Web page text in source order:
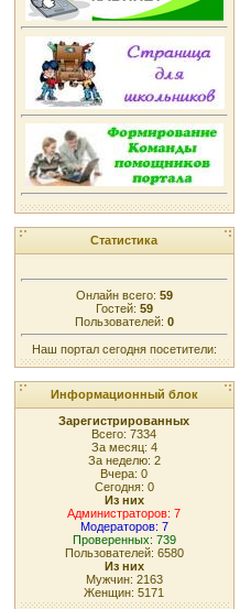
Статистика
Онлайн всего: 59
Гостей: 59
Пользователей: 0
Наш портал сегодня посетители:
Информационный блок
Зарегистрированных
Всего: 7334
За месяц: 4
За неделю: 2
Вчера: 0
Сегодня: 0
Из них
Администраторов: 7
Модераторов: 7
Проверенных: 739
Пользователей: 6580
Из них
Мужчин: 2163
Женщин: 5171